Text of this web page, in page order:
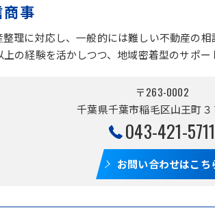
事
理に対応し、一般的には難しい不動産の
の経験を活かしつつ、地域密着型のサポー
〒263-0002
千葉県千葉市稲毛区山王町３
043-421-5711
お問い合わせはこち